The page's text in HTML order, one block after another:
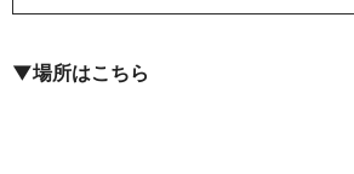
▼場所はこちら